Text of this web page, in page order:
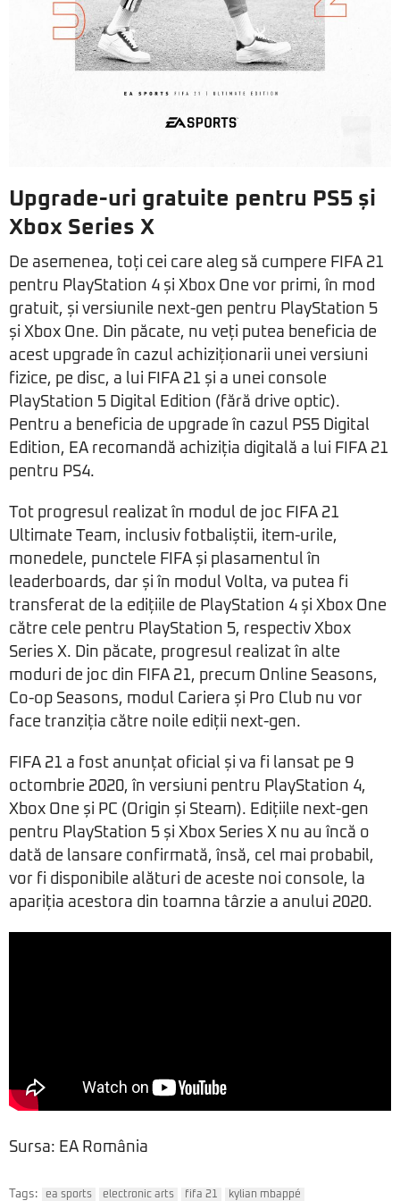
Upgrade-uri gratuite pentru PS5 și
Xbox Series X
De asemenea, toți cei care aleg să cumpere FIFA 21
pentru PlayStation 4 și Xbox One vor primi, în mod
gratuit, și versiunile next-gen pentru PlayStation 5
și Xbox One. Din păcate, nu veți putea beneficia de
acest upgrade în cazul achiziționarii unei versiuni
fizice, pe disc, a lui FIFA 21 și a unei console
PlayStation 5 Digital Edition (fără drive optic).
Pentru a beneficia de upgrade în cazul PS5 Digital
Edition, EA recomandă achiziția digitală a lui FIFA 21
pentru PS4.
Tot progresul realizat în modul de joc FIFA 21
Ultimate Team, inclusiv fotbaliștii, item-urile,
monedele, punctele FIFA și plasamentul în
leaderboards, dar și în modul Volta, va putea fi
transferat de la edițiile de PlayStation 4 și Xbox One
către cele pentru PlayStation 5, respectiv Xbox
Series X. Din păcate, progresul realizat în alte
moduri de joc din FIFA 21, precum Online Seasons,
Co-op Seasons, modul Cariera și Pro Club nu vor
face tranziția către noile ediții next-gen.
FIFA 21 a fost anunțat oficial și va fi lansat pe 9
octombrie 2020, în versiuni pentru PlayStation 4,
Xbox One și PC (Origin și Steam). Edițiile next-gen
pentru PlayStation 5 și Xbox Series X nu au încă o
dată de lansare confirmată, însă, cel mai probabil,
vor fi disponibile alături de aceste noi console, la
apariția acestora din toamna târzie a anului 2020.
Sursa: EA România
Tags: ea sports electronic arts fifa 21 kylian mbappé